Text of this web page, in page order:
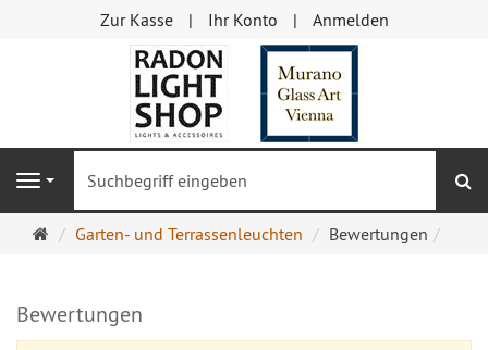
Zur Kasse Ihr Konto Anmelden
Navigation
Startseite
Garten- und Terrassenleuchten Bewertungen
Bewertungen